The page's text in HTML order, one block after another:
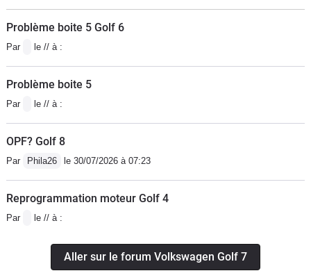
Problème boite 5 Golf 6
Par le // à :
Problème boite 5
Par le // à :
OPF? Golf 8
Par Phila26 le 30/07/2026 à 07:23
Reprogrammation moteur Golf 4
Par le // à :
Aller sur le forum Volkswagen Golf 7